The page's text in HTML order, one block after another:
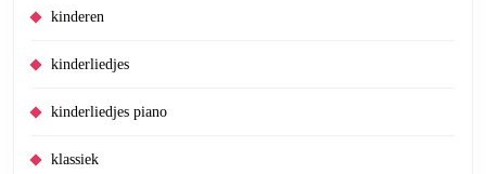
kinderen
kinderliedjes
kinderliedjes piano
klassiek